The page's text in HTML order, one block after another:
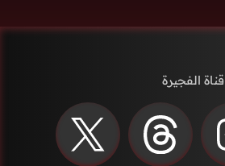
قناة الفجيرة